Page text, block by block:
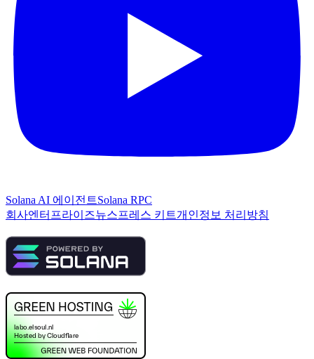
Solana AI 에이전트Solana RPC
회사엔터프라이즈뉴스프레스 키트개인정보 처리방침